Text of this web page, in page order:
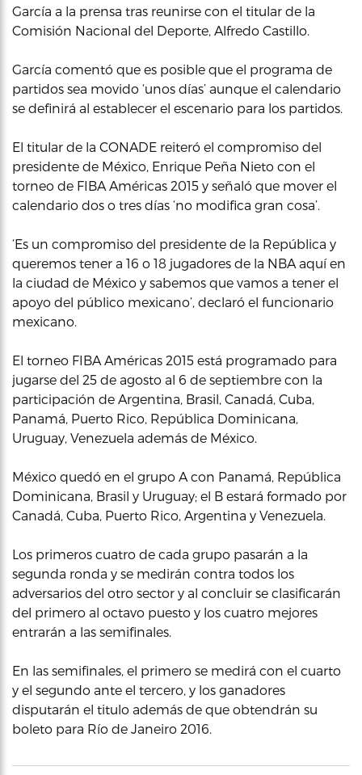
García a la prensa tras reunirse con el titular de la
Comisión Nacional del Deporte, Alfredo Castillo.
García comentó que es posible que el programa de
partidos sea movido ‘unos días’ aunque el calendario
se definirá al establecer el escenario para los partidos.
El titular de la CONADE reiteró el compromiso del
presidente de México, Enrique Peña Nieto con el
torneo de FIBA Américas 2015 y señaló que mover el
calendario dos o tres días ‘no modifica gran cosa’.
‘Es un compromiso del presidente de la República y
queremos tener a 16 o 18 jugadores de la NBA aquí en
la ciudad de México y sabemos que vamos a tener el
apoyo del público mexicano’, declaró el funcionario
mexicano.
El torneo FIBA Américas 2015 está programado para
jugarse del 25 de agosto al 6 de septiembre con la
participación de Argentina, Brasil, Canadá, Cuba,
Panamá, Puerto Rico, República Dominicana,
Uruguay, Venezuela además de México.
México quedó en el grupo A con Panamá, República
Dominicana, Brasil y Uruguay; el B estará formado por
Canadá, Cuba, Puerto Rico, Argentina y Venezuela.
Los primeros cuatro de cada grupo pasarán a la
segunda ronda y se medirán contra todos los
adversarios del otro sector y al concluir se clasificarán
del primero al octavo puesto y los cuatro mejores
entrarán a las semifinales.
En las semifinales, el primero se medirá con el cuarto
y el segundo ante el tercero, y los ganadores
disputarán el titulo además de que obtendrán su
boleto para Río de Janeiro 2016.